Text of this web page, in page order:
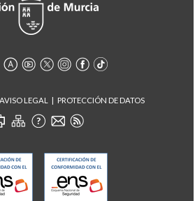
AVISO LEGAL PROTECCIÓN DE DATOS